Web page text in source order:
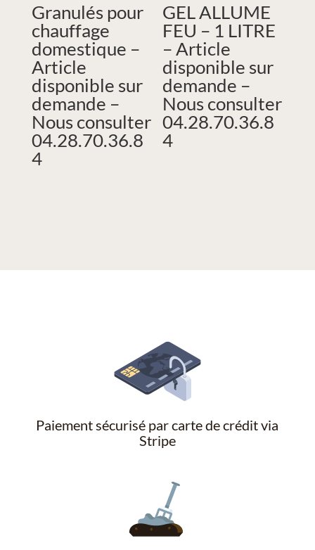
Granulés pour
chauffage
domestique –
Article
disponible sur
demande –
Nous consulter
04.28.70.36.8
4
GEL ALLUME
FEU – 1 LITRE
– Article
disponible sur
demande –
Nous consulter
04.28.70.36.8
4
Paiement sécurisé par carte de crédit via
Stripe